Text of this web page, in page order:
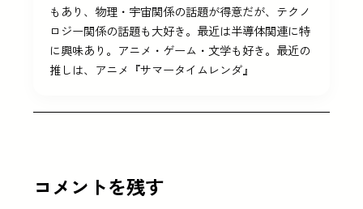
もあり、物理・宇宙関係の話題が得意だが、テクノ
ロジー関係の話題も大好き。最近は半導体関連に特
に興味あり。アニメ・ゲーム・文学も好き。最近の
推しは、アニメ『サマータイムレンダ』
コメントを残す